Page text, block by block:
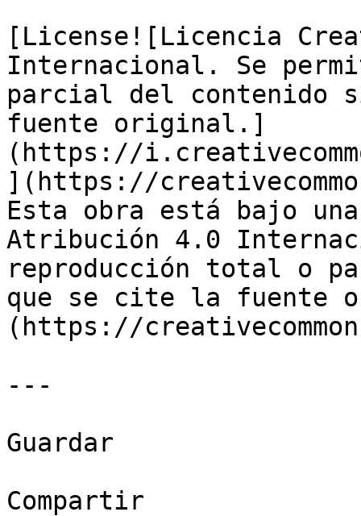
[License![Licencia
Internacional. Se
parcial del contenido
fuente original.]
(https://
](https://
Esta obra está bajo
Atribución 4.0
reproducción total o
que se cite la fuente
(https://
---
Guardar
Compartir